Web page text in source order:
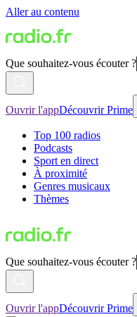
Aller au contenu
Que souhaitez-vous écouter ?
Ouvrir l'appDécouvrir Prime
Top 100 radios
Podcasts
Sport en direct
À proximité
Genres musicaux
Thèmes
Que souhaitez-vous écouter ?
Ouvrir l'appDécouvrir Prime